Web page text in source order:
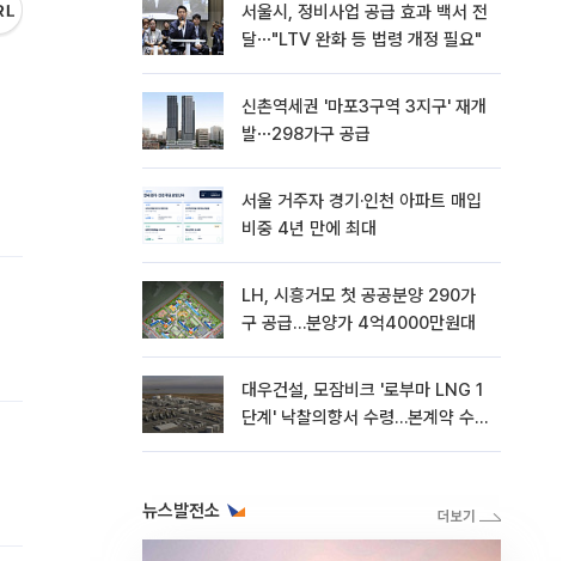
서울시, 정비사업 공급 효과 백서 전
달⋯"LTV 완화 등 법령 개정 필요"
신촌역세권 '마포3구역 3지구' 재개
발⋯298가구 공급
서울 거주자 경기·인천 아파트 매입
비중 4년 만에 최대
LH, 시흥거모 첫 공공분양 290가
구 공급…분양가 4억4000만원대
대우건설, 모잠비크 '로부마 LNG 1
단계' 낙찰의향서 수령…본계약 수
뉴스발전소